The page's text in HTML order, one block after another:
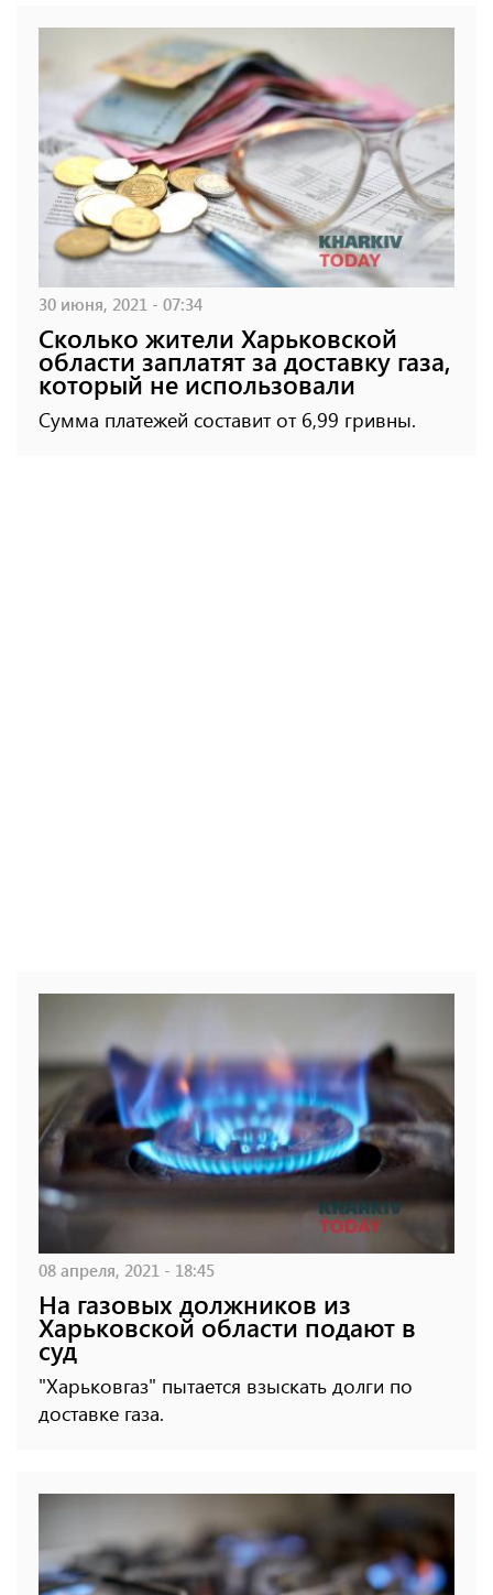
30 июня, 2021 - 07:34
Сколько жители Харьковской
области заплатят за доставку газа,
который не использовали
Сумма платежей составит от 6,99 гривны.
08 апреля, 2021 - 18:45
На газовых должников из
Харьковской области подают в
суд
"Харьковгаз" пытается взыскать долги по
доставке газа.